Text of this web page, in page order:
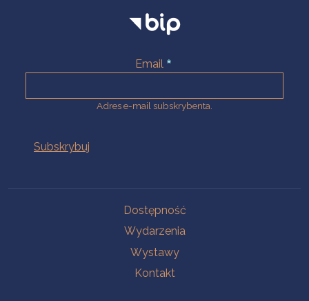
Email
Adres e-mail subskrybenta.
Dostępność
Wydarzenia
Wystawy
Kontakt